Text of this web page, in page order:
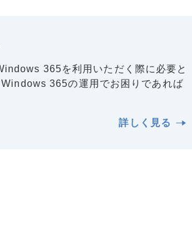
365を利用いただく際に必要と
365の運用でお困りであれば
詳しく見る